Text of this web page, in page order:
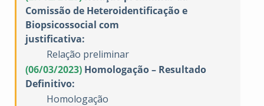
Comissãode Heteroidentificaçãoe
Biopsicossocial com
justificativa:
Relação preliminar
(06/03/2023) Homologação – Resultado
Definitivo:
Homologação